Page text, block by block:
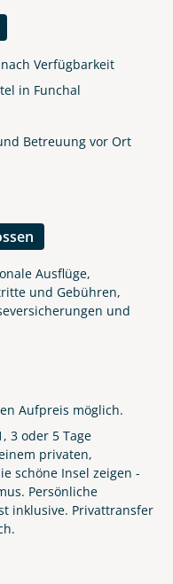
Verfügbarkeit
in Funchal
Betreuung vor Ort
Ausflüge,
und Gebühren,
und
Aufpreis möglich.
3 oder 5 Tage
privaten,
schöne Insel zeigen -
Persönliche
inklusive. Privattransfer